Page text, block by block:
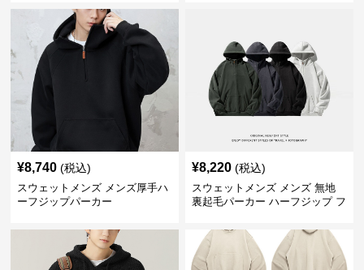
¥8,740 (税込)
スウェットメンズ メンズ厚手ハ
ーフジップパーカー
¥8,220 (税込)
スウェットメンズ メンズ 無地
裏起毛パーカー ハーフジップ フ